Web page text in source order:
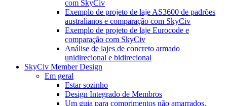
com SkyCiv
Exemplo de projeto de laje AS3600 de padrões
australianos e comparação com SkyCiv
Exemplo de projeto de laje Eurocode e
comparação com SkyCiv
Análise de lajes de concreto armado
unidirecional e bidirecional
SkyCiv Member Design
Em geral
Estar sozinho
Design Integrado de Membros
Um guia para comprimentos não amarrados,